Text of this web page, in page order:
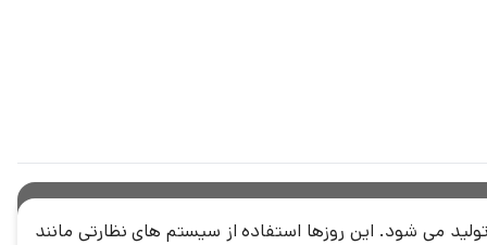
می شود. این روزها استفاده از سیستم های نظارتی مانند